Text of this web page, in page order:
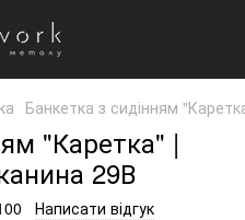
Банкетка з сидінням
"Каретка" |
29В
Написати відгук